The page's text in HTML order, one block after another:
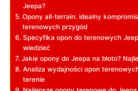
Jeepa?
Opony all-terrain: idealny
terenowych przygód
Specyfika opon do ⁣terenowych
wiedzieć
Jakie opony do Jeepa na błoto?
Analiza wydajności opon
terenie